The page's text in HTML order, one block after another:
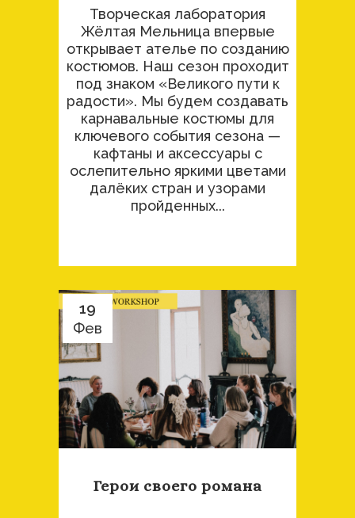
Творческая лаборатория
Жёлтая Мельница впервые
открывает ателье по созданию
костюмов. Наш сезон проходит
под знаком «Великого пути к
радости». Мы будем создавать
карнавальные костюмы для
ключевого события сезона —
кафтаны и аксессуары с
ослепительно яркими цветами
далёких стран и узорами
пройденных...
19
Фев
Герои своего романа